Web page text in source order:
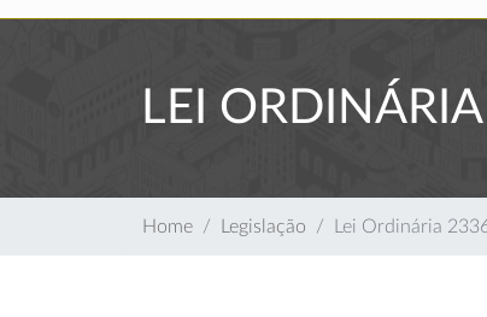
LEI
Home Legislação Lei Ordinária